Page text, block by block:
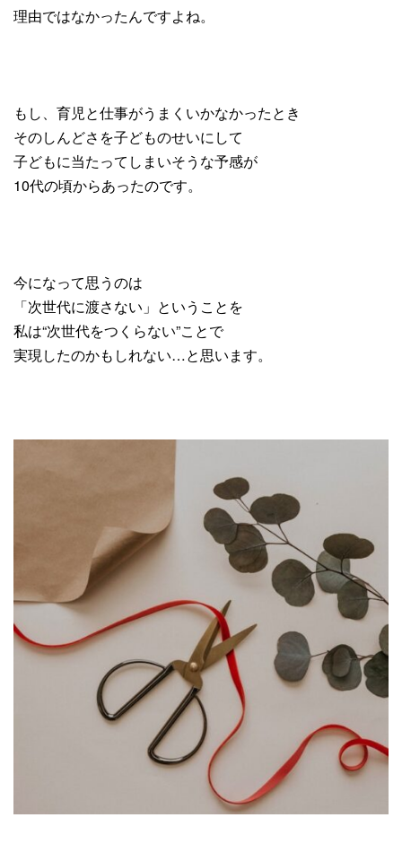
理由ではなかったんですよね。
もし、育児と仕事がうまくいかなかったとき
そのしんどさを子どものせいにして
子どもに当たってしまいそうな予感が
10代の頃からあったのです。
今になって思うのは
「次世代に渡さない」ということを
私は“次世代をつくらない”ことで
実現したのかもしれない…と思います。